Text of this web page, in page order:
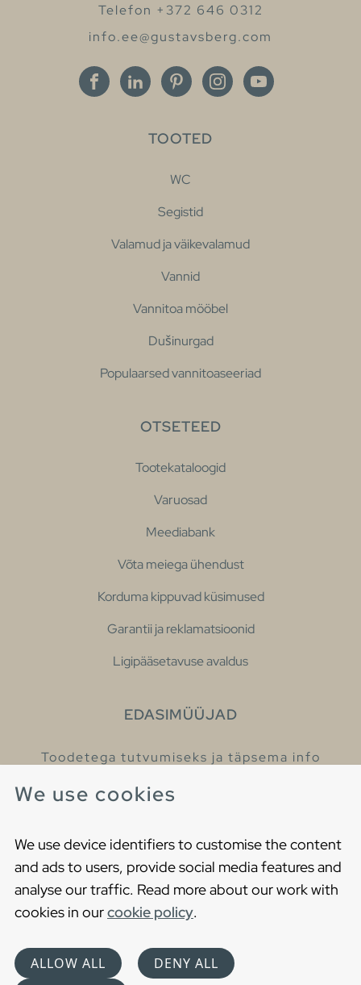
We use cookies
We use device identifiers to customise the content
and ads to users, provide social media features and
analyse our traffic. Read more about our work with
cookies in ourcookie policy.
ALLOW ALL DENY ALL
Telefon +372 646 0312
info.ee@gustavsberg.com
TOOTED
WC
Segistid
Valamud ja väikevalamud
Vannid
Vannitoa mööbel
Dušinurgad
Populaarsed vannitoaseeriad
OTSETEED
Tootekataloogid
Varuosad
Meediabank
Võta meiega ühendust
Korduma kippuvad küsimused
Garantii ja reklamatsioonid
Ligipääsetavuse avaldus
EDASIMÜÜJAD
Toodetega tutvumiseks ja täpsema info
Cookies
Privaatsuspoliitika
Choose language